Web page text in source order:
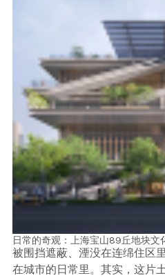
日常的奇观：上海宝山89丘地块文
被围挡遮蔽、湮没在连绵住区
在城市的日常里。其实，这片